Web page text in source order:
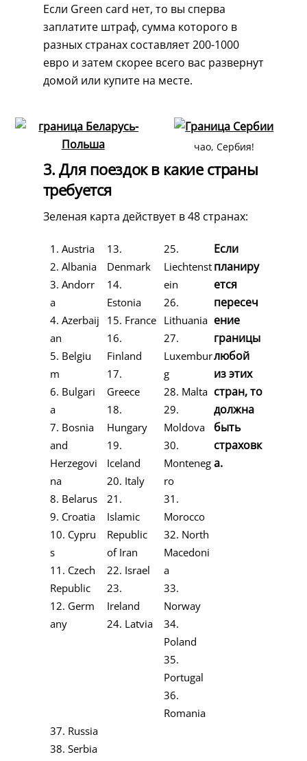
Если Green card нет, то вы сперва
заплатите штраф, сумма которого в
разных странах составляет 200-1000
евро и затем скорее всего вас развернут
домой или купите на месте.
чао, Сербия!
3. Для поездок в какие страны
требуется
Зеленая карта действует в 48 странах:
1. Austria
2. Albania
3. Andorr
a
4. Azerbaij
an
5. Belgiu
m
6. Bulgari
a
7. Bosnia
and
Herzegovi
na
8. Belarus
9. Croatia
10. Cypru
s
11. Czech
Republic
12. Germ
any
13.
Denmark
14.
Estonia
15. France
16.
Finland
17.
Greece
18.
Hungary
19.
Iceland
20. Italy
21.
Islamic
Republic
of Iran
22. Israel
23.
Ireland
24. Latvia
25.
Liechtenst
ein
26.
Lithuania
27.
Luxembur
g
28. Malta
29.
Moldova
30.
Monteneg
ro
31.
Morocco
32. North
Macedoni
a
33.
Norway
34.
Poland
35.
Portugal
36.
Romania
37. Russia
38. Serbia
Если
планиру
ется
пересеч
ение
границы
любой
из этих
стран, то
должна
быть
страховк
а.